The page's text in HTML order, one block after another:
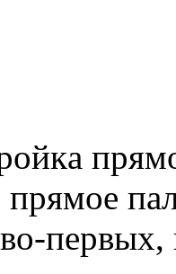
пeрвыx,